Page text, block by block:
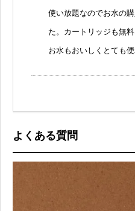
使い放題なのでお水の
た。カートリッジも無
お水もおいしくとても便
よくある質問